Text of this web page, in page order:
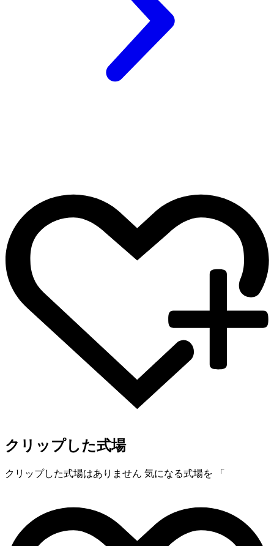
クリップした式場
クリップした式場はありません 気になる式場を 「